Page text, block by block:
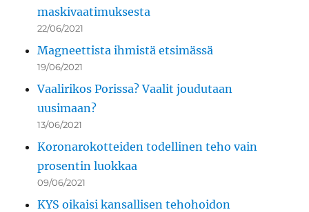
maskivaatimuksesta
22/06/2021
Magneettista ihmistä etsimässä
19/06/2021
Vaalirikos Porissa? Vaalit joudutaan
uusimaan?
13/06/2021
Koronarokotteiden todellinen teho vain
prosentin luokkaa
09/06/2021
KYS oikaisi kansallisen tehohoidon